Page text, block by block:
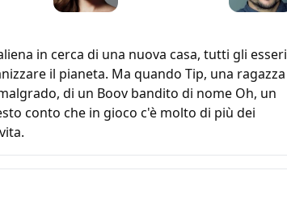
in cerca di una nuova casa, tutti gli esseri
il pianeta. Ma quando Tip, una ragazza
di un Boov bandito di nome Oh, un
conto che in gioco c'è molto di più dei